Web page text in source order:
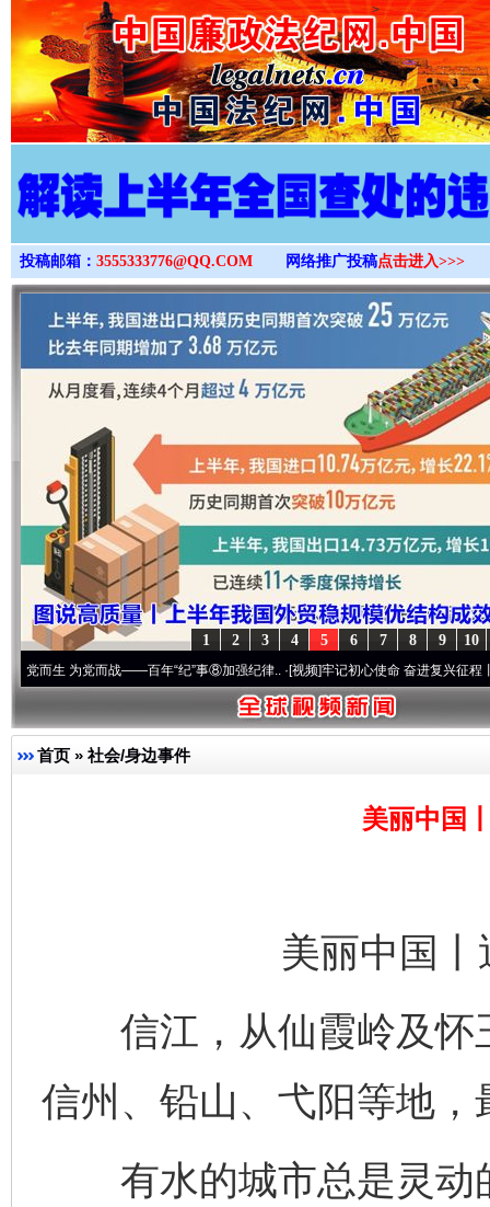
>
投稿邮箱： 3555333776@QQ.COM 网络推广投稿点击进入>>>
10
9
8
7
6
5
4
3
2
1
党而战——百年“纪”事⑧加强纪律..·[视频]牢记初心使命 奋进复兴征程丨“转折之城”
首页 » 社会/身边事件
美丽中国
美丽中国
信江，从仙霞岭及怀
信州、铅山、弋阳等地
有水的城市总是灵动